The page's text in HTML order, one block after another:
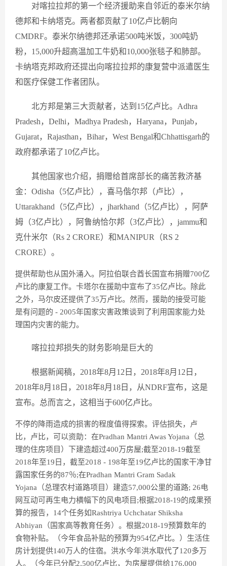
对喀拉拉邦的第一个经济援助来自邻近的泰米尔纳
德邦和卡纳塔克。两者都贡献了10亿卢比朝向
CMDRF。泰米尔纳德邦还承诺500吨米饭，300吨奶
粉，15,000升超高温加工牛奶和10,000张毯子和肺部。
卡纳塔克邦政府还提出向喀拉拉邦的康复营中派遣医生
和医疗保健工作者团队。
北方邦是第三大贡献者，达到15亿卢比。Adhra
Pradesh，Delhi，Madhya Pradesh，Haryana，Punjab，
Gujarat，Rajasthan，Bihar，West Bengal和Chhattisgarh的
政府都承诺了10亿卢比。
其他国家也介绍，捐赠给首席部长的痛苦救济基
金：Odisha（5亿卢比），喜马偕尔邦（卢比），
Uttarakhand（5亿卢比），jharkhand（5亿卢比），阿萨
姆（3亿卢比），阿鲁纳恰尔邦（3亿卢比），jammu和
克什米尔（Rs 2 CRORE）和MANIPUR（RS 2
CRORE）。
提供帮助也从国外涌入。阿拉伯联合酋长国宣布捐赠700亿
卢比的康复工作。卡塔尔在援助中宣布了35亿卢比。除此
之外，马尔皮还提供了35万卢比。然而，援助的接受可能
是有问题的 - 2005年国家灾害政策谈到了利用国家能力处
理国内灾害的能力。
喀拉拉邦损失的财务影响是巨大的
根据新闻稿，2018年8月12日，2018年8月12日，
2018年8月18日，2018年8月18日，从NDRF宣布，这是
宣布。总而言之，这相当于600亿卢比。
不停的降雨造成的损害的程度值得探索。评估损失，卢
比，卢比，可以资助：在Pradhan Mantri Awas Yojana（总
理的住房项目）下建造超过400万房屋;截至2018-19截至
2018年至19日，截至2018 - 198年至19亿卢比的国家干净甘
露国家任务的87％;在Pradhan Mantri Gram Sadak
Yojana（总理农村道路项目）建造57,000公里的道路; 26电
网互动可再生电力横幅下的风电项目;根据2018-19的成果预
算的报告，14个任务如Rashtriya Uchchatar Shiksha
Abhiyan（国家高等教育任务）。根据2018-19预算数年的
食物补贴。（今年食品补贴的预算为954亿卢比。）生活住
房计划提供140万人的住宿。洪水今年洪水取代了120多万
人。（今年已分配2,500亿卢比，为房屋提供给176,000